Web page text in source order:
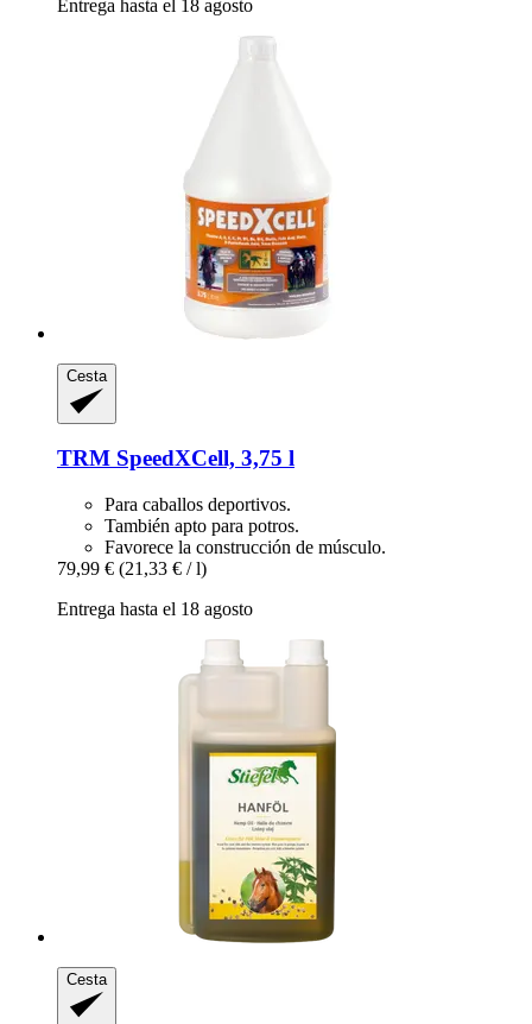
Entrega hasta el 18 agosto
Cesta
TRM SpeedXCell, 3,75 l
Para caballos deportivos.
También apto para potros.
Favorece la construcción de músculo.
79,99 € (21,33 € / l)
Entrega hasta el 18 agosto
Cesta